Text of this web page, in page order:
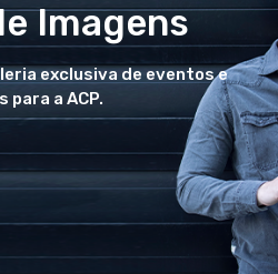
Imagens
exclusiva de eventos e
a ACP.